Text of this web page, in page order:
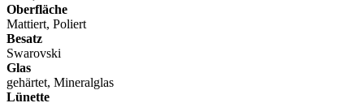
Oberfläche
Mattiert, Poliert
Besatz
Swarovski
Glas
gehärtet, Mineralglas
Lünette